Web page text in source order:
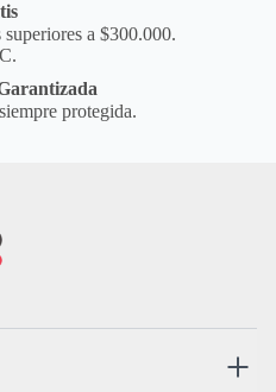
a $300.000.
protegida.